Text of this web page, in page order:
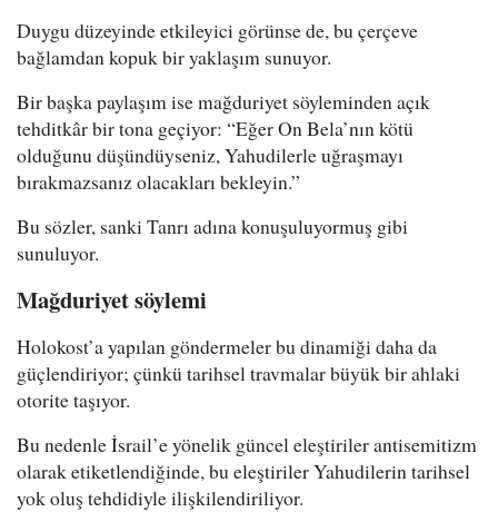
Duygu düzeyinde etkileyici görünse de, bu çerçeve
bağlamdan kopuk bir yaklaşım sunuyor.
Bir başka paylaşım ise mağduriyet söyleminden açık
tehditkâr bir tona geçiyor: “Eğer On Bela’nın kötü
olduğunu düşündüyseniz, Yahudilerle uğraşmayı
bırakmazsanız olacakları bekleyin.”
Bu sözler, sanki Tanrı adına konuşuluyormuş gibi
sunuluyor.
Mağduriyet söylemi
Holokost’a yapılan göndermeler bu dinamiği daha da
güçlendiriyor; çünkü tarihsel travmalar büyük bir ahlaki
otorite taşıyor.
Bu nedenle İsrail’e yönelik güncel eleştiriler antisemitizm
olarak etiketlendiğinde, bu eleştiriler Yahudilerin tarihsel
yok oluş tehdidiyle ilişkilendiriliyor.